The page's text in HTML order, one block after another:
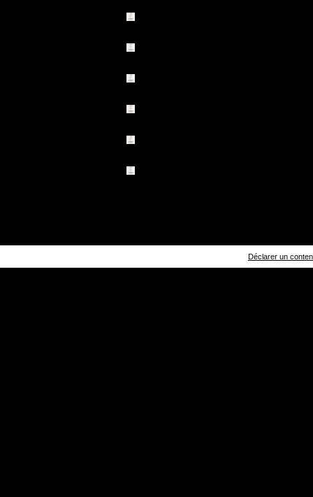
Déclarer un